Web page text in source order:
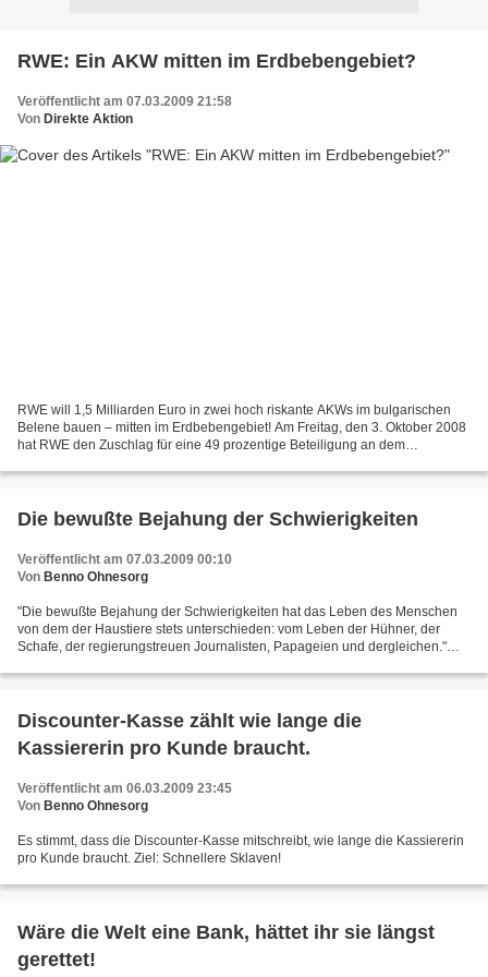
RWE: Ein AKW mitten im Erdbebengebiet?
Veröffentlicht am 07.03.2009 21:58
Von Direkte Aktion
RWE will 1,5 Milliarden Euro in zwei hoch riskante AKWs im bulgarischen
Belene bauen – mitten im Erdbebengebiet! Am Freitag, den 3. Oktober 2008
hat RWE den Zuschlag für eine 49 prozentige Beteiligung an dem
Die bewußte Bejahung der Schwierigkeiten
Veröffentlicht am 07.03.2009 00:10
Von Benno Ohnesorg
"Die bewußte Bejahung der Schwierigkeiten hat das Leben des Menschen
von dem der Haustiere stets unterschieden: vom Leben der Hühner, der
Schafe, der regierungstreuen Journalisten, Papageien und dergleichen."
Discounter-Kasse zählt wie lange die
Kassiererin pro Kunde braucht.
Veröffentlicht am 06.03.2009 23:45
Von Benno Ohnesorg
Es stimmt, dass die Discounter-Kasse mitschreibt, wie lange die Kassiererin
pro Kunde braucht. Ziel: Schnellere Sklaven!
Wäre die Welt eine Bank, hättet ihr sie längst
gerettet!